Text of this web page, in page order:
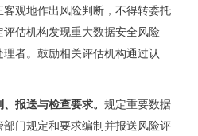
观地作出风险判断，不得转委托
估机构发现重大数据安全风险
者。鼓励相关评估机构通过认
、报送与检查要求。规定重要数据
门规定和要求编制并报送风险评